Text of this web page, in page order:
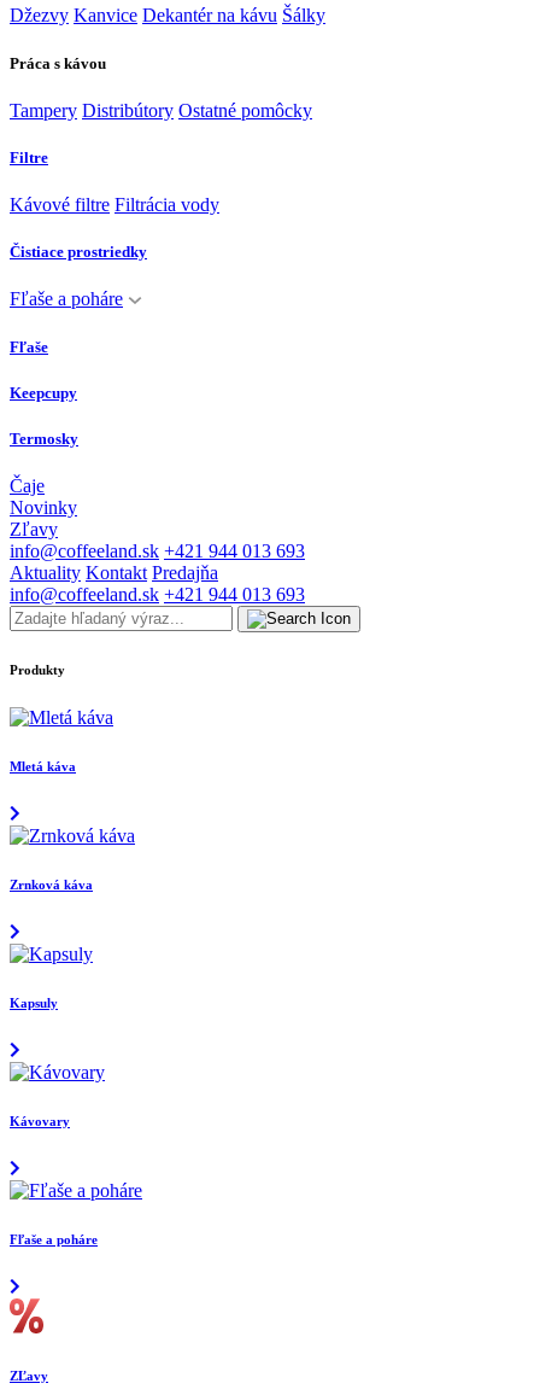
Džezvy Kanvice Dekantér na kávu Šálky
Práca s kávou
Tampery Distribútory Ostatné pomôcky
Filtre
Kávové filtre Filtrácia vody
Čistiace prostriedky
Fľaše a poháre
Fľaše
Keepcupy
Termosky
Čaje
Novinky
Zľavy
info@coffeeland.sk +421 944 013 693
Aktuality Kontakt Predajňa
info@coffeeland.sk +421 944 013 693
Produkty
Mletá káva
Zrnková káva
Kapsuly
Kávovary
Fľaše a poháre
ZĽavy